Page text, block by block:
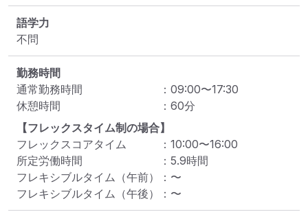
語学力
不問
勤務時間
通常勤務時間
： 09:00〜17:30
休憩時間
： 60分
【フレックスタイム制の場合】
フレックスコアタイム
： 10:00〜16:00
所定労働時間
： 5.9時間
フレキシブルタイム（午前）
： 〜
フレキシブルタイム（午後）
： 〜